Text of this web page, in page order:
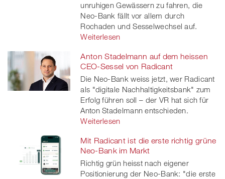
unruhigen Gewässern zu fahren, die
Neo-Bank fällt vor allem durch
Rochaden und Sesselwechsel auf.
Weiterlesen
Anton Stadelmann auf dem heissen
CEO-Sessel von Radicant
Die Neo-Bank weiss jetzt, wer Radicant
als "digitale Nachhaltigkeitsbank" zum
Erfolg führen soll – der VR hat sich für
Anton Stadelmann entschieden.
Weiterlesen
Mit Radicant ist die erste richtig grüne
Neo-Bank im Markt
Richtig grün heisst nach eigener
Positionierung der Neo-Bank: "die erste